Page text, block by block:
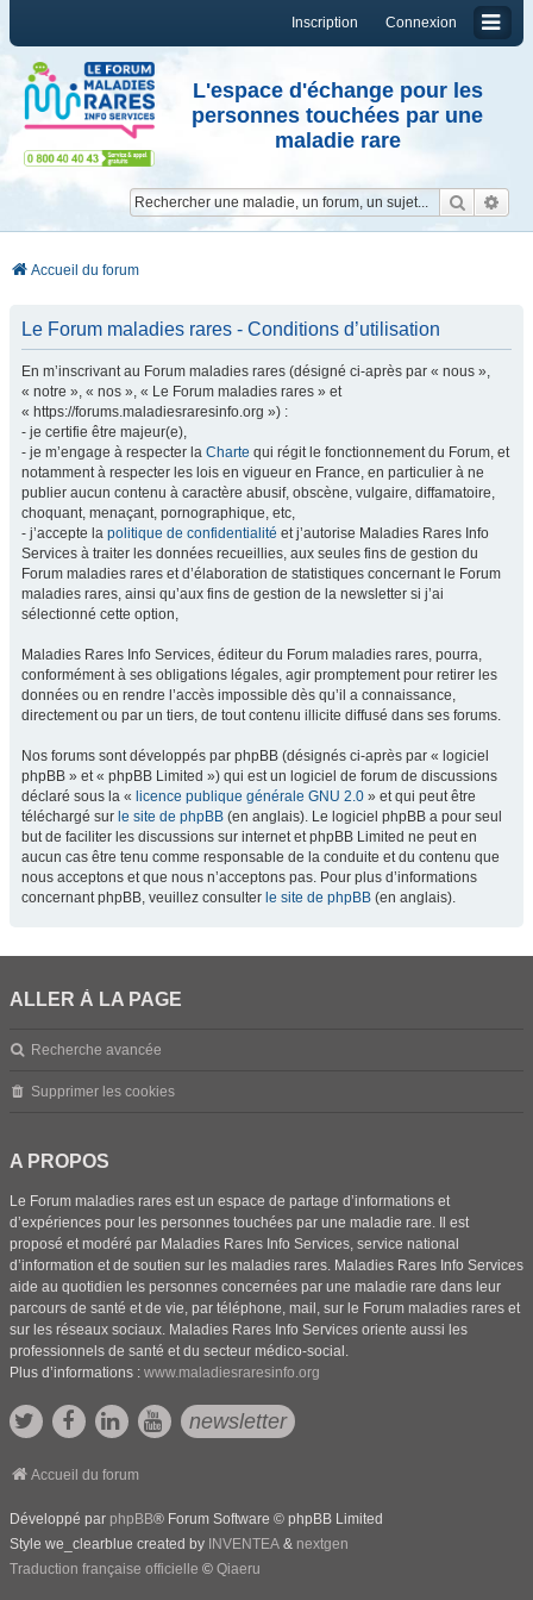
Connexion
Inscription
L'espace d'échange pour les
personnes touchées par une
maladie rare
Accueil du forum
Le Forum maladies rares - Conditions d’utilisation
En m’inscrivant au Forum maladies rares (désigné ci-après par « nous »,
« notre », « nos », « Le Forum maladies rares » et
« https://forums.maladiesraresinfo.org ») :
- je certifie être majeur(e),
- je m’engage à respecter la Charte qui régit le fonctionnement du Forum, et
notamment à respecter les lois en vigueur en France, en particulier à ne
publier aucun contenu à caractère abusif, obscène, vulgaire, diffamatoire,
choquant, menaçant, pornographique, etc,
- j’accepte la politique de confidentialité et j’autorise Maladies Rares Info
Services à traiter les données recueillies, aux seules fins de gestion du
Forum maladies rares et d’élaboration de statistiques concernant le Forum
maladies rares, ainsi qu’aux fins de gestion de la newsletter si j’ai
sélectionné cette option,
Maladies Rares Info Services, éditeur du Forum maladies rares, pourra,
conformément à ses obligations légales, agir promptement pour retirer les
données ou en rendre l’accès impossible dès qu’il a connaissance,
directement ou par un tiers, de tout contenu illicite diffusé dans ses forums.
Nos forums sont développés par phpBB (désignés ci-après par « logiciel
phpBB » et « phpBB Limited ») qui est un logiciel de forum de discussions
déclaré sous la « licence publique générale GNU 2.0 » et qui peut être
téléchargé sur le site de phpBB (en anglais). Le logiciel phpBB a pour seul
but de faciliter les discussions sur internet et phpBB Limited ne peut en
aucun cas être tenu comme responsable de la conduite et du contenu que
nous acceptons et que nous n’acceptons pas. Pour plus d’informations
concernant phpBB, veuillez consulter le site de phpBB (en anglais).
ALLER À LA PAGE
Recherche avancée
Supprimer les cookies
A PROPOS
Le Forum maladies rares est un espace de partage d’informations et
d’expériences pour les personnes touchées par une maladie rare. Il est
proposé et modéré par Maladies Rares Info Services, service national
d’information et de soutien sur les maladies rares. Maladies Rares Info Services
aide au quotidien les personnes concernées par une maladie rare dans leur
parcours de santé et de vie, par téléphone, mail, sur le Forum maladies rares et
sur les réseaux sociaux. Maladies Rares Info Services oriente aussi les
professionnels de santé et du secteur médico-social.
Plus d’informations : www.maladiesraresinfo.org
newsletter
Accueil du forum
Développé par phpBB® Forum Software © phpBB Limited
Style we_clearblue created by INVENTEA & nextgen
Traduction française officielle © Qiaeru